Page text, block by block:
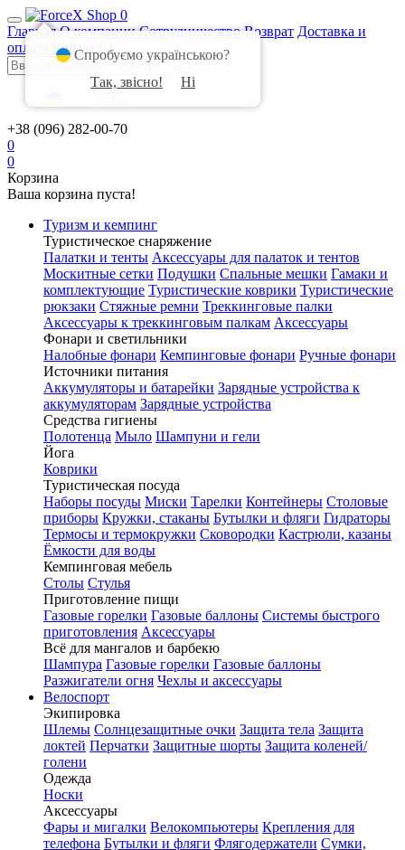
0
Главная О компании Сотрудничество Возврат Доставка и
оплата
Контакты
+38 (096) 282-00-70
0
0
Корзина
Ваша корзина пуста!
Туризм и кемпинг
Туристическое снаряжение
Палатки и тенты Аксессуары для палаток и тентов
Москитные сетки Подушки Спальные мешки Гамаки и
комплектующие Туристические коврики Туристические
рюкзаки Стяжные ремни Треккинговые палки
Аксессуары к треккинговым палкам Аксессуары
Фонари и светильники
Налобные фонари Кемпинговые фонари Ручные фонари
Источники питания
Аккумуляторы и батарейки Зарядные устройства к
аккумуляторам Зарядные устройства
Средства гигиены
Полотенца Мыло Шампуни и гели
Йога
Коврики
Туристическая посуда
Наборы посуды Миски Тарелки Контейнеры Столовые
приборы Кружки, стаканы Бутылки и фляги Гидраторы
Термосы и термокружки Сковородки Кастрюли, казаны
Ёмкости для воды
Кемпинговая мебель
Столы Стулья
Приготовление пищи
Газовые горелки Газовые баллоны Системы быстрого
приготовления Аксессуары
Всё для мангалов и барбекю
Шампура Газовые горелки Газовые баллоны
Разжигатели огня Чехлы и аксессуары
Велоспорт
Экипировка
Шлемы Солнцезащитные очки Защита тела Защита
локтей Перчатки Защитные шорты Защита коленей/
голени
Одежда
Носки
Аксессуары
Фары и мигалки Велокомпьютеры Крепления для
телефона Бутылки и фляги Флягодержатели Сумки,
Спробуємо українською?
Так, звісно!
Ні